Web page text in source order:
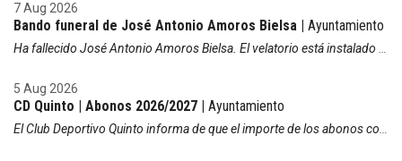
7 Aug 2026
Bando funeral de José Antonio Amoros Bielsa | Ayuntamiento
Ha fallecido José Antonio Amoros Bielsa. El velatorio está instalado en Funeraria la Milagrosa hoy, viernes 7 de agosto, a partir de las 9:00 horas. La misa funeral es hoy, viernes 7 de agosto, a las 17:00 horas en la iglesia parroquial, posteriormente se trasladará a Alcañiz para su incineración.
5 Aug 2026
CD Quinto | Abonos 2026/2027 | Ayuntamiento
El Club Deportivo Quinto informa de que el importe de los abonos correspondientes a la temporada 2026/2027 que estén domiciliados se cobrará durante la próxima semana. Muchas gracias por su colaboración.